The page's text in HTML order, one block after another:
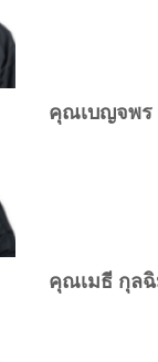
คุณเบญจพร
คุณเมธี กุล